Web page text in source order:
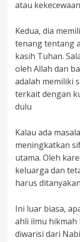
atau
Kedua, dia
tenang tentang
kasih Tuhan.
oleh Allah dan
adalah memiliki
terkait dengan
dulu
Kalau ada
meningkatkan
utama. Oleh
keluarga dan
harus
Ini luar biasa,
ahli ilmu
diwarisi dari